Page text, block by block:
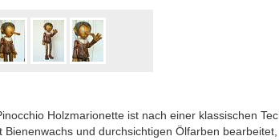
Holzmarionette ist nach einer klassischen
und durchsichtigen Ölfarben